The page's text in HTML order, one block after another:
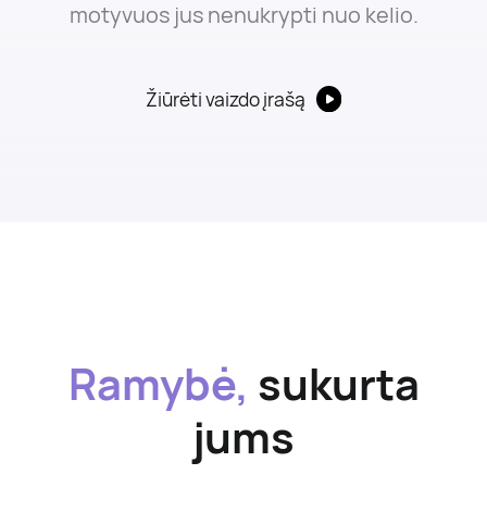
motyvuos jus nenukrypti nuo kelio.
Žiūrėti vaizdo įrašą
Ramybė, sukurta
jums